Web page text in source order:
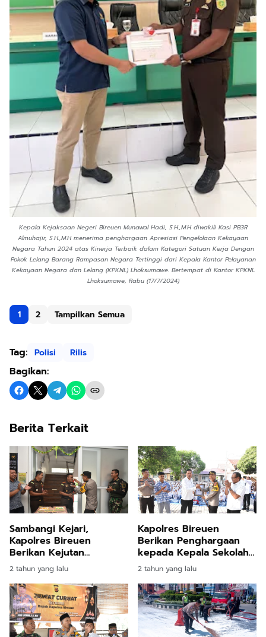
Kepala Kejaksaan Negeri Bireuen Munawal Hadi, S.H.,M.H diwakili Kasi PB3R
Almuhajir, S.H.,M.H menerima penghargaan Apresiasi Pengelolaan Kekayaan
Negara Tahun 2024 atas Kinerja Terbaik dalam Kategori Satuan Kerja Dengan
Pokok Lelang Barang Rampasan Negara Tertinggi dari Kepala Kantor Pelayanan
Kekayaan Negara dan Lelang (KPKNL) Lhoksumawe. Bertempat di Kantor KPKNL
Lhoksumawe, Rabu (17/7/2024)
1 2 Tampilkan Semua
Tag: Polisi Rilis
Bagikan:
Berita Terkait
Sambangi Kejari,
Kapolres Bireuen
Berikan Kejutan
Peringatan Hari Bhakti
Adhyaksa ke 64
2 tahun yang lalu
Kapolres Bireuen
Berikan Penghargaan
kepada Kepala Sekolah
dan Siswa SMAN 1
Bireuen
2 tahun yang lalu